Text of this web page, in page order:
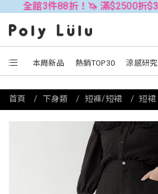
3件88折！🦄 滿$2500折$300 (可
本周新品 熱銷TOP30 涼感研
首頁 下身類 短褲/短裙 短裙